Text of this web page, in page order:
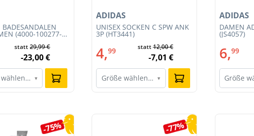
BADESANDALEN
(4000-100277-
statt29,99 €
-23,00 €
wählen… ▾
UNISEX SOCKEN C SPW ANK
3P (HT3441)
ADIDAS
4,99 statt12,00 €
-7,01 €
Größe wählen… ▾
DAMEN
(JS4057)
ADIDAS
6,99
Größe
-75% -77%